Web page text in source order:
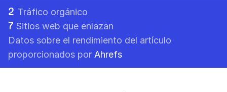
2 Tráfico orgánico
7 Sitios web que enlazan
Datos sobre el rendimiento del artículo
proporcionados por Ahrefs